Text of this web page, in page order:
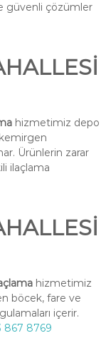
güvenli çözümler
hizmetimiz depo
Ürünlerin zarar
ilaçlama
hizmetimiz
böcek, fare ve
içerir.
867 8769